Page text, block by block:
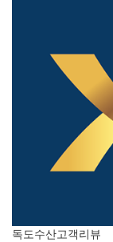
독도수산고객리뷰